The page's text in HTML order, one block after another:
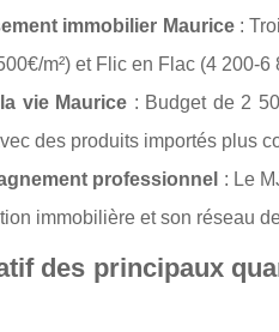
immobilier Maurice:
m²) et Flic en Flac (4 200-
vie Maurice : Budget de 2
des produits importés plus
professionnel : Le
immobilière et son réseau
des principaux